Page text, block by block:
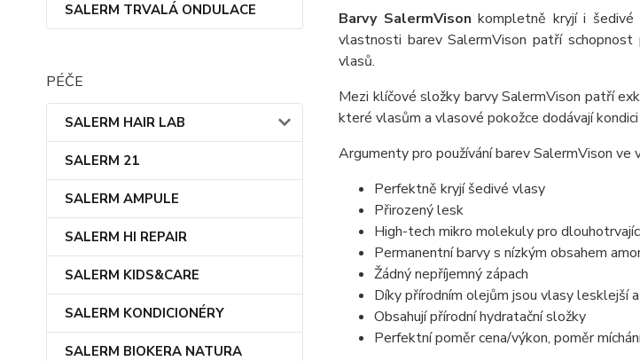
SALERM TRVALÁ ONDULACE
PÉČE
SALERM HAIR LAB
SALERM 21
SALERM AMPULE
SALERM HI REPAIR
SALERM KIDS&CARE
SALERM KONDICIONÉRY
SALERM BIOKERA NATURA
Barvy SalermVison kompletně kryjí i šedivé
vlastnosti barev SalermVison patří
vlasů.
Mezi klíčové složky barvy SalermVison patří
které vlasům a vlasové pokožce dodávají
Argumenty pro používání barev SalermVison ve
Perfektně kryjí šedivé vlasy
Přirozený lesk
High-tech mikro molekuly pro
Permanentní barvy s nízkým obsahem
Žádný nepříjemný zápach
Díky přírodním olejům jsou vlasy lesklejší
Obsahují přírodní hydratační složky
Perfektní poměr cena/výkon, poměr